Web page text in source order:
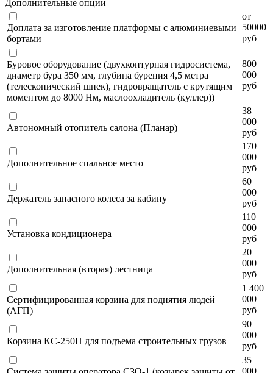
Дополнительные опции
Доплата за изготовление платформы с алюминиевыми
бортами
от
50000
руб
Буровое оборудование (двухконтурная гидросистема,
диаметр бура 350 мм, глубина бурения 4,5 метра
(телескопический шнек), гидровращатель с крутящим
моментом до 8000 Нм, маслоохладитель (куллер))
800
000
руб
Автономный отопитель салона (Планар)
38
000
руб
Дополнительное спальное место
170
000
руб
Держатель запасного колеса за кабину
60
000
руб
Установка кондиционера
110
000
руб
Дополнительная (вторая) лестница
20
000
руб
Сертифицированная корзина для поднятия людей
(АГП)
1 400
000
руб
Корзина КС-250Н для подъема строительных грузов
90
000
руб
35
000